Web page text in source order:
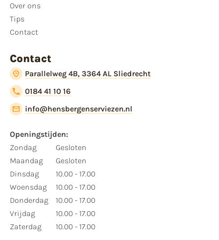
Over ons
Tips
Contact
Contact
Parallelweg 4B, 3364 AL Sliedrecht
0184 41 10 16
info@hensbergenserviezen.nl
Openingstijden:
Zondag
Maandag
Dinsdag
Woensdag
Donderdag
Vrijdag
Zaterdag
Gesloten
Gesloten
10.00 - 17.00
10.00 - 17.00
10.00 - 17.00
10.00 - 17.00
10.00 - 17.00